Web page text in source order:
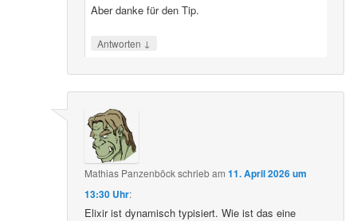
Aber danke für den Tip.
Antworten ↓
Mathias Panzenböckschriebam11. April 2026 um
13:30 Uhr:
Elixir ist dynamisch typisiert. Wie ist das eine